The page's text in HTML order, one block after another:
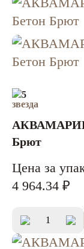
5
АКВАМАРИН
Брют
Цена за
4 964.34 ₽